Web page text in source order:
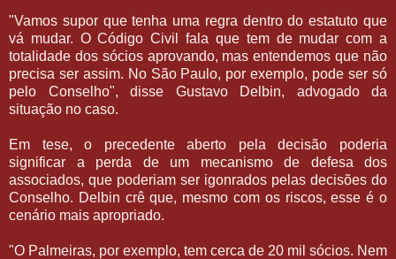
"Vamos supor que tenha uma regra dentro do estatuto que
vá mudar. O Código Civil fala que tem de mudar com a
totalidade dos sócios aprovando, mas entendemos que não
precisa ser assim. No São Paulo, por exemplo, pode ser só
pelo Conselho", disse Gustavo Delbin, advogado da
situação no caso.
Em tese, o precedente aberto pela decisão poderia
significar a perda de um mecanismo de defesa dos
associados, que poderiam ser igonrados pelas decisões do
Conselho. Delbin crê que, mesmo com os riscos, esse é o
cenário mais apropriado.
"O Palmeiras, por exemplo, tem cerca de 20 mil sócios. Nem